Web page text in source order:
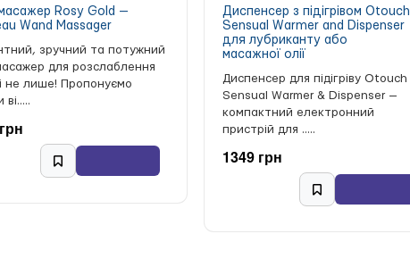
у воді
Rosy Gold —
Wand Massager
зручний та потужний
для розслаблення
і не лише! Пропонуємо
ві.....
Диспенсер з підігрівом Otouch
Sensual Warmer and Dispenser
для лубриканту або
масажної олії
Диспенсер для підігріву Otouch
Sensual Warmer & Dispenser —
компактний електронний
пристрій для .....
1349 грн